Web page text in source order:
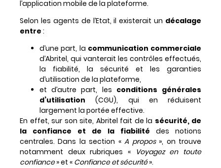
l’application mobile de la plateforme.
Selon les agents de l’Etat, il existerait un décalage
entre :
d’une part, la communication commerciale
d’Abritel, qui vanterait les contrôles effectués,
la fiabilité, la sécurité et les garanties
d’utilisation de la plateforme,
et d’autre part, les conditions générales
d’utilisation (CGU), qui en réduisent
largement la portée effective.
En effet, sur son site, Abritel fait de la sécurité, de
la confiance et de la fiabilité des notions
centrales. Dans la section «A propos», on trouve
notamment deux rubriques « Voyagez en toute
confiance» et « Confiance et sécurité».